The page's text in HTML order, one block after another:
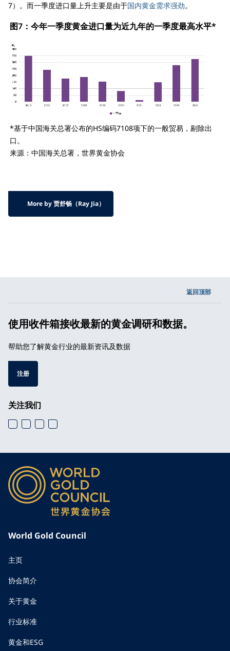
7）。而一季度进口量上升主要是由于国内黄金需求强劲。
图7：今年一季度黄金进口量为近九年的一季度最高水平*
*基于中国海关总署公布的HS编码7108项下的一般贸易，剔除出
口。
来源：中国海关总署，世界黄金协会
More by 贾舒畅（Ray Jia）
返回顶部
使用收件箱接收最新的黄金调研和数据。
帮助您了解黄金行业的最新资讯及数据
注册
关注我们
World Gold Council
主页
协会简介
关于黄金
行业标准
黄金和ESG